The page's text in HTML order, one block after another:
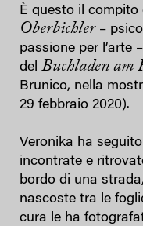
È questo il compito
Oberbichler –
passione per l’arte
del Buchladen am
Brunico, nella
29 febbraio 2020).
Veronika ha
incontrate e
bordo di una
nascoste tra le
cura le ha